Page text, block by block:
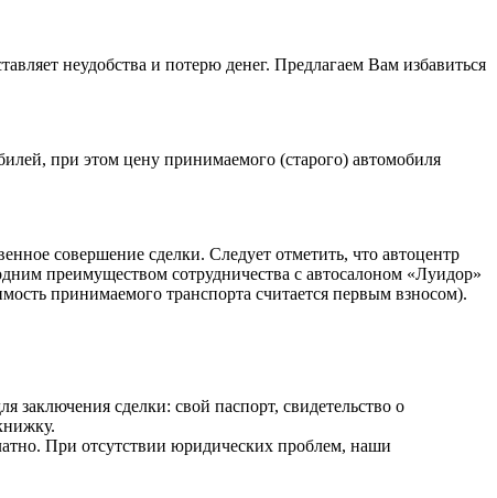
неудобства и потерю денег. Предлагаем Вам избавиться
при этом цену принимаемого (старого) автомобиля
совершение сделки. Следует отметить, что автоцентр
преимуществом сотрудничества с автосалоном «Луидор»
принимаемого транспорта считается первым взносом).
заключения сделки: свой паспорт, свидетельство о
При отсутствии юридических проблем, наши